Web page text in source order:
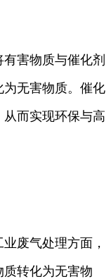
害物质与催化剂
无害物质。催化
而实现环保与高
废气处理方面，
转化为无害物